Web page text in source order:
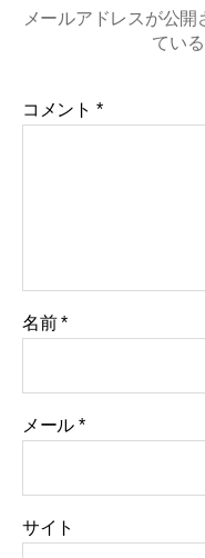
メールアドレスが公開
てい
コメント *
名前*
メール *
サイト